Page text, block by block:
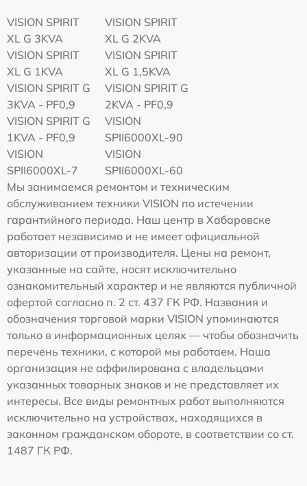
VISION SPIRIT
XL G 3KVA
VISION SPIRIT
XL G 2KVA
VISION SPIRIT
XL G 1KVA
VISION SPIRIT
XL G 1,5KVA
VISION SPIRIT G
3KVA - PF0,9
VISION SPIRIT G
2KVA - PF0,9
VISION SPIRIT G
1KVA - PF0,9
VISION
SPII6000XL-90
VISION
SPII6000XL-7
VISION
SPII6000XL-60
Мы занимаемся ремонтом и техническим
обслуживанием техники VISION по истечении
гарантийного периода. Наш центр в Хабаровске
работает независимо и не имеет официальной
авторизации от производителя. Цены на ремонт,
указанные на сайте, носят исключительно
ознакомительный характер и не являются публичной
офертой согласно п. 2 ст. 437 ГК РФ. Названия и
обозначения торговой марки VISION упоминаются
только в информационных целях — чтобы обозначить
перечень техники, с которой мы работаем. Наша
организация не аффилирована с владельцами
указанных товарных знаков и не представляет их
интересы. Все виды ремонтных работ выполняются
исключительно на устройствах, находящихся в
законном гражданском обороте, в соответствии со ст.
1487 ГК РФ.